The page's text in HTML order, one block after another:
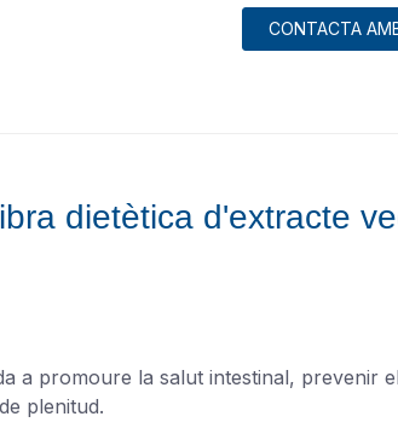
CONTACTA
dietètica d'extracte
a promoure la salut intestinal, prevenir el
plenitud.